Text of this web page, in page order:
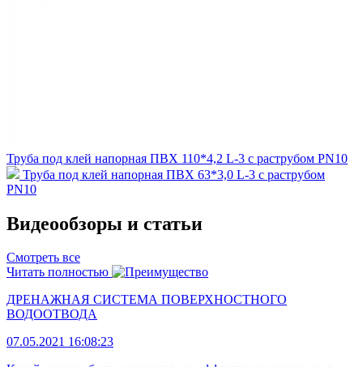
Труба под клей напорная ПВХ 110*4,2 L-3 с раструбом PN10
Труба под клей напорная ПВХ 63*3,0 L-3 с раструбом
PN10
Видеообзоры и статьи
Смотреть все
Читать полностью
ДРЕНАЖНАЯ СИСТЕМА ПОВЕРХНОСТНОГО
ВОДООТВОДА
07.05.2021 16:08:23